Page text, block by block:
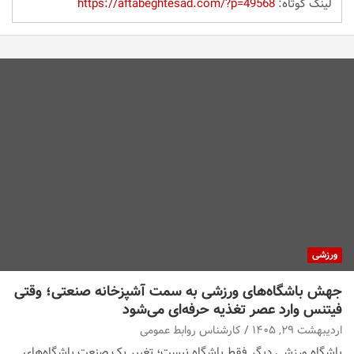
ورزشی
جهش باشگاه‌های ورزشی به سمت آشپزخانه صنعتی؛ وقتی
فیتنس وارد عصر تغذیه حرفه‌ای می‌شود
اردیبهشت ۲۹, ۱۴۰۵ کارشناس روابط عمومی